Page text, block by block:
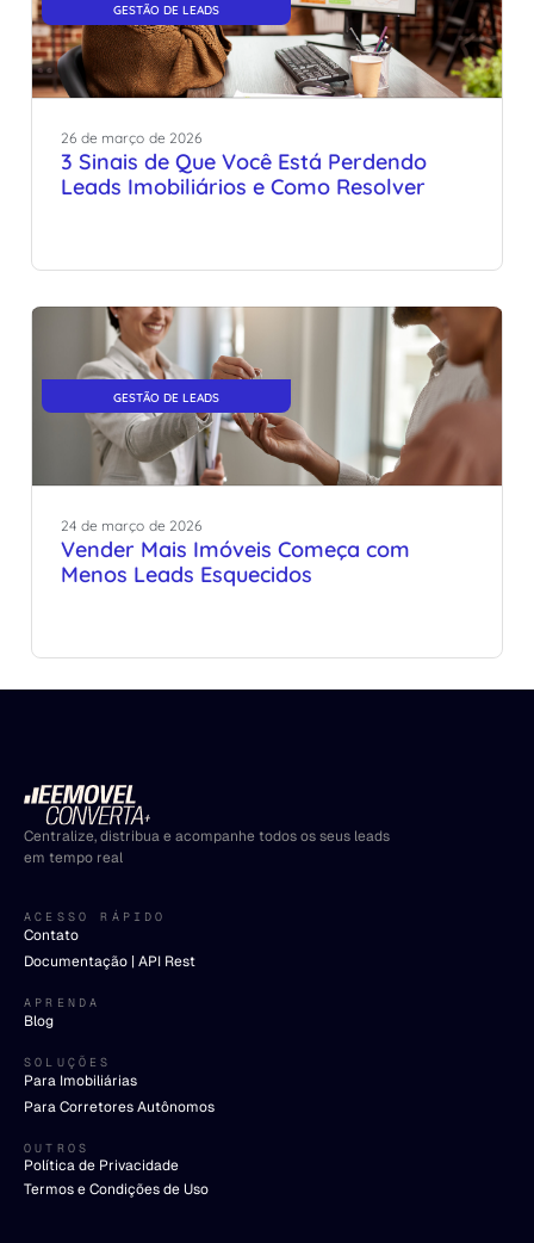
GESTÃO DE LEADS
26 de março de 2026
3 Sinais de Que Você Está Perdendo
Leads Imobiliários e Como Resolver
GESTÃO DE LEADS
24 de março de 2026
Vender Mais Imóveis Começa com
Menos Leads Esquecidos
Centralize, distribua e acompanhe todos os seus leads
em tempo real
ACESSO RÁPIDO
Contato
Documentação | API Rest
APRENDA
Blog
SOLUÇÕES
Para Imobiliárias
Para Corretores Autônomos
OUTROS
Política de Privacidade
Termos e Condições de Uso